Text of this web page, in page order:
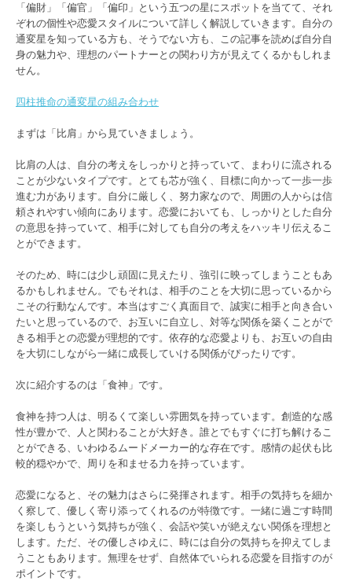
「偏財」「偏官」「偏印」という五つの星にスポットを当てて、それ
ぞれの個性や恋愛スタイルについて詳しく解説していきます。自分の
通変星を知っている方も、そうでない方も、この記事を読めば自分自
身の魅力や、理想のパートナーとの関わり方が見えてくるかもしれま
せん。
四柱推命の通変星の組み合わせ
まずは「比肩」から見ていきましょう。
比肩の人は、自分の考えをしっかりと持っていて、まわりに流される
ことが少ないタイプです。とても芯が強く、目標に向かって一歩一歩
進む力があります。自分に厳しく、努力家なので、周囲の人からは信
頼されやすい傾向にあります。恋愛においても、しっかりとした自分
の意思を持っていて、相手に対しても自分の考えをハッキリ伝えるこ
とができます。
そのため、時には少し頑固に見えたり、強引に映ってしまうこともあ
るかもしれません。でもそれは、相手のことを大切に思っているから
こその行動なんです。本当はすごく真面目で、誠実に相手と向き合い
たいと思っているので、お互いに自立し、対等な関係を築くことがで
きる相手との恋愛が理想的です。依存的な恋愛よりも、お互いの自由
を大切にしながら一緒に成長していける関係がぴったりです。
次に紹介するのは「食神」です。
食神を持つ人は、明るくて楽しい雰囲気を持っています。創造的な感
性が豊かで、人と関わることが大好き。誰とでもすぐに打ち解けるこ
とができる、いわゆるムードメーカー的な存在です。感情の起伏も比
較的穏やかで、周りを和ませる力を持っています。
恋愛になると、その魅力はさらに発揮されます。相手の気持ちを細か
く察して、優しく寄り添ってくれるのが特徴です。一緒に過ごす時間
を楽しもうという気持ちが強く、会話や笑いが絶えない関係を理想と
します。ただ、その優しさゆえに、時には自分の気持ちを抑えてしま
うこともあります。無理をせず、自然体でいられる恋愛を目指すのが
ポイントです。